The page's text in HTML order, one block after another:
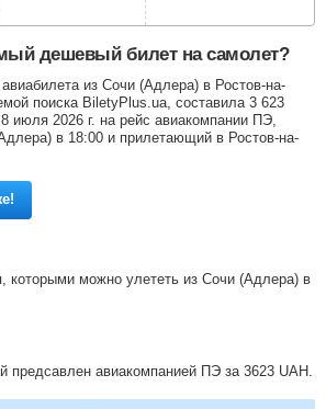
дешевый билет на самолет?
из Сочи (Адлера) в Ростов-на-
поиска BiletyPlus.ua, составила 3 623
июля 2026 г. на рейс авиакомпании ПЭ,
в 18:00 и прилетающий в Ростов-на-
которыми можно улететь из Сочи (Адлера) в
авиакомпанией ПЭ за 3623 UAH